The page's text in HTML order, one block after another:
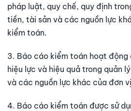
pháp luật, quy chế, quy định
tiền, tài sản và các nguồn lực
kiểm toán.
3. Báo cáo kiểm toán hoạt động
hiệu lực và hiệu quả trong quản
và các nguồn lực khác của đơn
4. Báo cáo kiểm toán được sử